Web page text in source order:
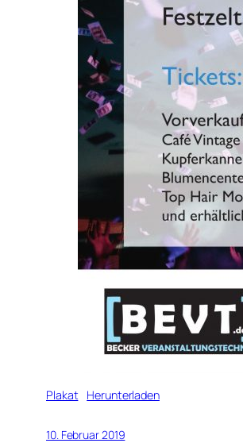
Plakat Herunterladen
10. Februar 2019